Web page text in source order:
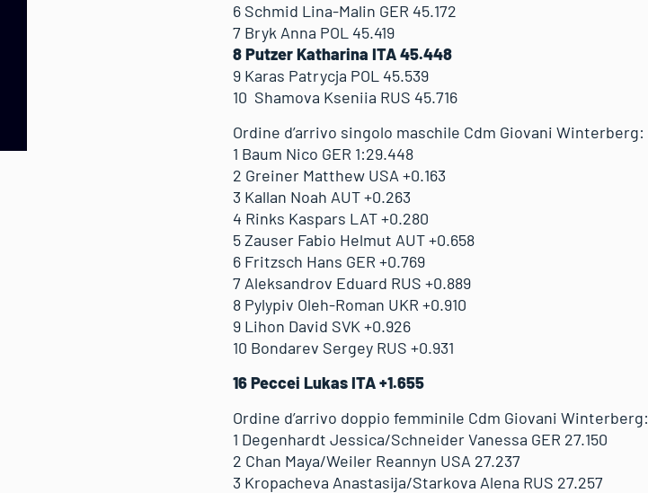
6 Schmid Lina-Malin GER 45.172
7 Bryk Anna POL 45.419
8 Putzer Katharina ITA 45.448
9 Karas Patrycja POL 45.539
10 Shamova Kseniia RUS 45.716
Ordine d’arrivo singolo maschile Cdm Giovani Winterberg:
1 Baum Nico GER 1:29.448
2 Greiner Matthew USA +0.163
3 Kallan Noah AUT +0.263
4 Rinks Kaspars LAT +0.280
5 Zauser Fabio Helmut AUT +0.658
6 Fritzsch Hans GER +0.769
7 Aleksandrov Eduard RUS +0.889
8 Pylypiv Oleh-Roman UKR +0.910
9 Lihon David SVK +0.926
10 Bondarev Sergey RUS +0.931
16 Peccei Lukas ITA +1.655
Ordine d’arrivo doppio femminile Cdm Giovani Winterberg:
1 Degenhardt Jessica/Schneider Vanessa GER 27.150
2 Chan Maya/Weiler Reannyn USA 27.237
3 Kropacheva Anastasija/Starkova Alena RUS 27.257